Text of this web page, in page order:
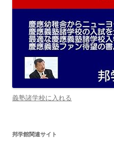
義塾諸学校に入れる
邦学館関連サイト